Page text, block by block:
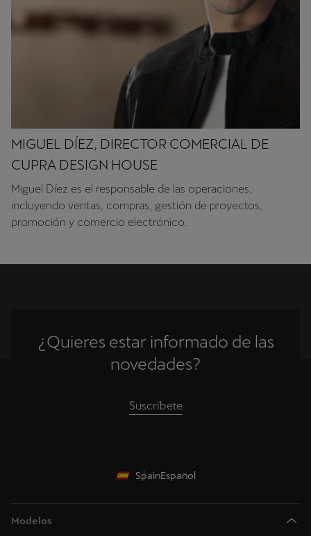
MIGUEL DÍEZ, DIRECTOR COMERCIAL DE
CUPRA DESIGN HOUSE
Miguel Díez es el responsable de las operaciones,
incluyendo ventas, compras, gestión de proyectos,
promoción y comercio electrónico.
¿Quieres estar informado de las
novedades?
Suscríbete
SpainEspañol
Modelos